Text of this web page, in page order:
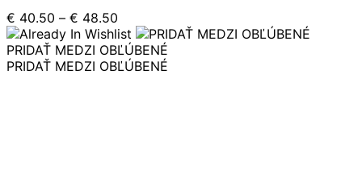
viacero
variantov.
Možnosti
si
€ 40.50 – € 48.50
range:
€ 40.50
through
PRIDAŤ MEDZI OBĽÚBENÉ
PRIDAŤ MEDZI OBĽÚBENÉ